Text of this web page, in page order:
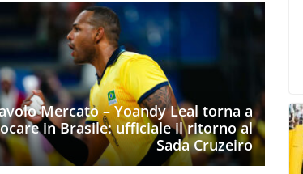
Mercato – Yoandy Leal torna a
in Brasile: ufficiale il ritorno al
Sada Cruzeiro